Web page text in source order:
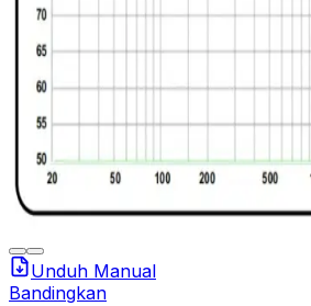
Unduh Manual
Bandingkan